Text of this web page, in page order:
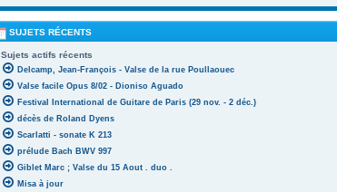
SUJETS RÉCENTS
Sujets actifs récents
Delcamp, Jean-François - Valse de la rue Poullaouec
Valse facile Opus 8/02 - Dioniso Aguado
Festival International de Guitare de Paris (29 nov. - 2 déc.)
décès de Roland Dyens
Scarlatti - sonate K 213
prélude Bach BWV 997
Giblet Marc ; Valse du 15 Aout . duo .
Misa à jour